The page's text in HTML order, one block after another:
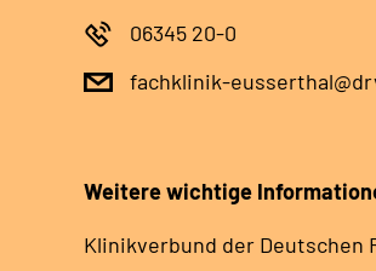
06345 20-0
fachklinik-
Weitere wichtige
Klinikverbund der Deutschen